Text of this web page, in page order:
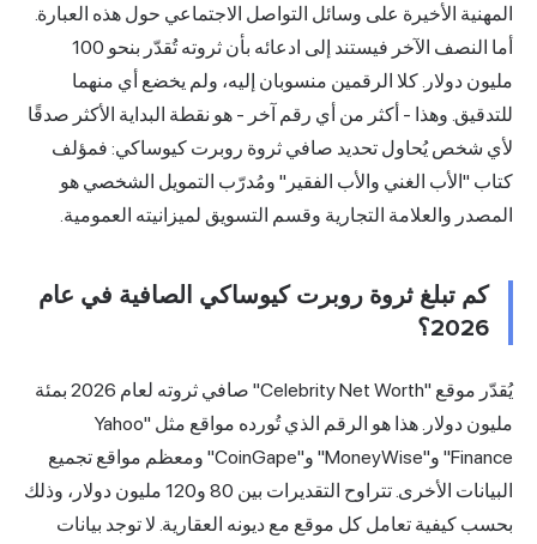
المهنية الأخيرة على وسائل التواصل الاجتماعي حول هذه العبارة.
أما النصف الآخر فيستند إلى ادعائه بأن ثروته تُقدّر بنحو 100
مليون دولار. كلا الرقمين منسوبان إليه، ولم يخضع أي منهما
للتدقيق. وهذا - أكثر من أي رقم آخر - هو نقطة البداية الأكثر صدقًا
لأي شخص يُحاول تحديد صافي ثروة روبرت كيوساكي: فمؤلف
كتاب "الأب الغني والأب الفقير" ومُدرّب التمويل الشخصي هو
المصدر والعلامة التجارية وقسم التسويق لميزانيته العمومية.
كم تبلغ ثروة روبرت كيوساكي الصافية في عام
2026؟
يُقدّر موقع "Celebrity Net Worth" صافي ثروته لعام 2026 بمئة
مليون دولار. هذا هو الرقم الذي تُورده مواقع مثل "Yahoo
Finance" و"MoneyWise" و"CoinGape" ومعظم مواقع تجميع
البيانات الأخرى. تتراوح التقديرات بين 80 و120 مليون دولار، وذلك
بحسب كيفية تعامل كل موقع مع ديونه العقارية. لا توجد بيانات